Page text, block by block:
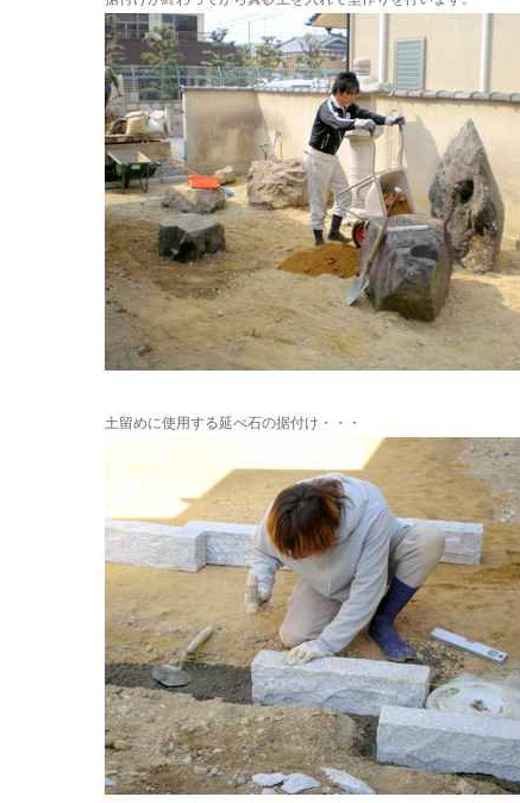
土留めに使用する延べ石の据付け・・・